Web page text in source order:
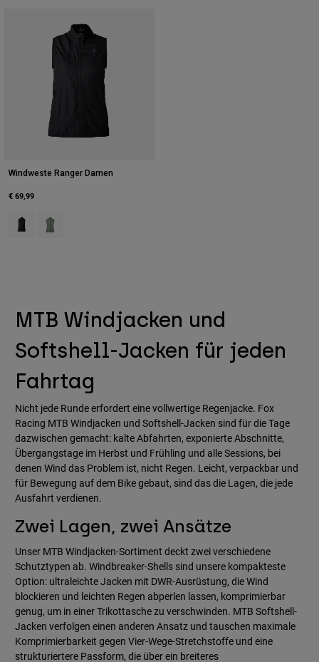
Windweste Ranger Damen
€ 69,99
Product swatch type of Schwarz.
Product swatch type of Moosgrün.
MTB Windjacken und
Softshell-Jacken für jeden
Fahrtag
Nicht jede Runde erfordert eine vollwertige Regenjacke. Fox
Racing MTB Windjacken und Softshell-Jacken sind für die Tage
dazwischen gemacht: kalte Abfahrten, exponierte Abschnitte,
Übergangstage im Herbst und Frühling und alle Sessions, bei
denen Wind das Problem ist, nicht Regen. Leicht, verpackbar und
für Bewegung auf dem Bike gebaut, sind das die Lagen, die jede
Ausfahrt verdienen.
Zwei Lagen, zwei Ansätze
Unser MTB Windjacken-Sortiment deckt zwei verschiedene
Schutztypen ab. Windbreaker-Shells sind unsere kompakteste
Option: ultraleichte Jacken mit DWR-Ausrüstung, die Wind
blockieren und leichten Regen abperlen lassen, komprimierbar
genug, um in einer Trikottasche zu verschwinden. MTB Softshell-
Jacken verfolgen einen anderen Ansatz und tauschen maximale
Komprimierbarkeit gegen Vier-Wege-Stretchstoffe und eine
strukturiertere Passform, die über ein breiteres